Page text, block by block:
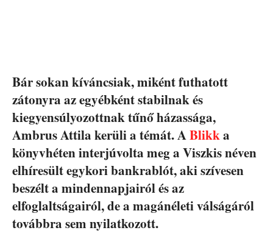
Bár sokan kíváncsiak, miként futhatott
zátonyra az egyébként stabilnak és
kiegyensúlyozottnak tűnő házassága,
Ambrus Attila kerüli a témát. ABlikka
könyvhéten interjúvolta meg a Viszkis néven
elhíresült egykori bankrablót, aki szívesen
beszélt a mindennapjairól és az
elfoglaltságairól, de a magánéleti válságáról
továbbra sem nyilatkozott.